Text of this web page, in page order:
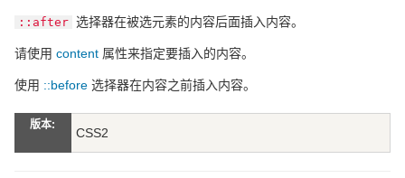
::after 选择器在被选元素的内容后面插入内容。
请使用 content 属性来指定要插入的内容。
使用 ::before 选择器在内容之前插入内容。
版本:
CSS2